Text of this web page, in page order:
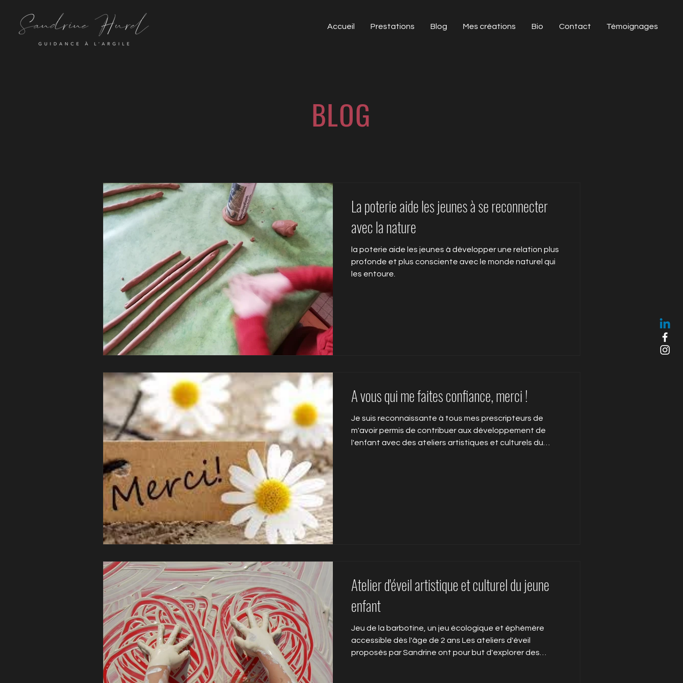
Accueil Prestations Blog Mes créations Bio Contact Témoignages
BLOG
La poterie aide les jeunes à se reconnecter
avec la nature
la poterie aide les jeunes à développer une relation plus
profonde et plus consciente avec le monde naturel qui
les entoure.
A vous qui me faites confiance, merci !
Je suis reconnaissante à tous mes prescripteurs de
m'avoir permis de contribuer aux développement de
l'enfant avec des ateliers artistiques et culturels du
Atelier d'éveil artistique et culturel du jeune
enfant
Jeu de la barbotine, un jeu écologique et éphémère
accessible dès l'âge de 2 ans Les ateliers d'éveil
proposés par Sandrine ont pour but d'explorer des